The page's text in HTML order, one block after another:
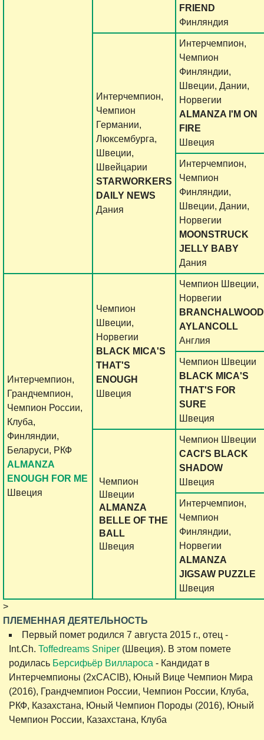
FRIEND
Финляндия
Интерчемпион,
Чемпион
Германии,
Люксембурга,
Швеции,
Швейцарии
STARWORKERS
DAILY NEWS
Дания
Интерчемпион,
Чемпион
Финляндии,
Швеции, Дании,
Норвегии
ALMANZA I'M ON
FIRE
Швеция
Интерчемпион,
Чемпион
Финляндии,
Швеции, Дании,
Норвегии
MOONSTRUCK
JELLY BABY
Дания
Интерчемпион,
Грандчемпион,
Чемпион России,
Клуба,
Финляндии,
Беларуси, РКФ
ALMANZA
ENOUGH FOR ME
Швеция
Чемпион
Швеции,
Норвегии
BLACK MICA'S
THAT'S
ENOUGH
Швеция
Чемпион Швеции,
Норвегии
BRANCHALWOOD
AYLANCOLL
Англия
Чемпион Швеции
BLACK MICA'S
THAT'S FOR
SURE
Швеция
Чемпион
Швеции
ALMANZA
BELLE OF THE
BALL
Швеция
Чемпион Швеции
CACI'S BLACK
SHADOW
Швеция
Интерчемпион,
Чемпион
Финляндии,
Норвегии
ALMANZA
JIGSAW PUZZLE
Швеция
>
ПЛЕМЕННАЯ ДЕЯТЕЛЬНОСТЬ
Первый помет родился 7 августа 2015 г., отец -
Int.Ch. Toffedreams Sniper (Швеция). В этом помете
родилась Берсифьёр Виллароса - Кандидат в
Интерчемпионы (2хCACIB), Юный Вице Чемпион Мира
(2016), Грандчемпион России, Чемпион России, Клуба,
РКФ, Казахстана, Юный Чемпион Породы (2016), Юный
Чемпион России, Казахстана, Клуба